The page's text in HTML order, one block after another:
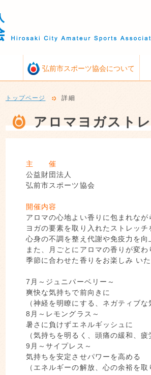
弘前市スポーツ協会について
トップページ 詳細
アロマヨガスト
主 催
公益財団法人
弘前市スポーツ協会
開催内容
アロマの心地よい香りに包まれなが
ヨガの要素を取り入れたストレッチ
心身の不調を整え代謝や免疫力を向
また、月ごとにアロマの香りが変わ
季節に合わせた香りをお楽しみ いた
7月～ジュニパーベリー～
爽快な気持ちで前向きに
（神経を明瞭にする、ネガティブな
8月～レモングラス～
暑さに負けずエネルギッシュに
（気持ちを明るく、頭痛の緩和、疲
9月～サイプレス～
気持ちを安定させパワーを高める
（エネルギーの解放、心の余裕を取